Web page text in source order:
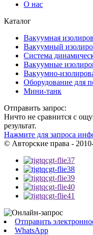
О нас
Каталог
Вакуумная
Вакуумный
Система
Вакуумные
Вакуумно-
Оборудование для
Мини-танк
Отправить запрос:
Ничто не сравнится с
результат.
Нажмите для запроса
© Авторские права -
Отправить
WhatsApp